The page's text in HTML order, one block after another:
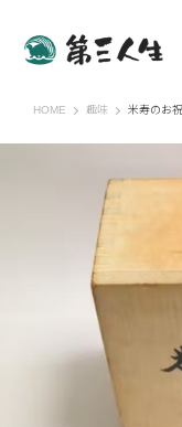
HOME 第三人生 〜寄り道の
趣味 米寿のお